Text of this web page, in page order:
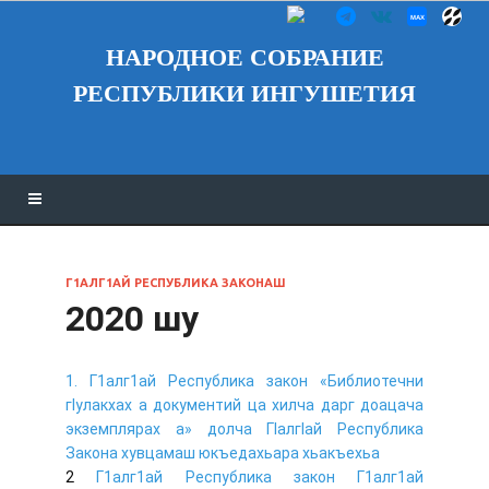
НАРОДНОЕ СОБРАНИЕ
РЕСПУБЛИКИ ИНГУШЕТИЯ
Г1АЛГ1АЙ РЕСПУБЛИКА ЗАКОНАШ
2020 шу
1. Г1алг1ай Республика закон «Библиотечни
гIулакхах а документий ца хилча дарг доацача
экземплярах а» долча ГIалгIай Республика
Закона хувцамаш юкъедахьара хьакъехьа
2
Г1алг1ай Республика закон Г1алг1ай